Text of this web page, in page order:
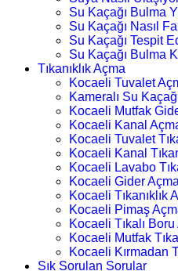
Su Kaçağı Bulma
Su Kaçağı Nasıl
Su Kaçağı Tespit
Su Kaçağı Bulma
Tıkanıklık Açma
Kocaeli Tuvalet
Kameralı Su
Kocaeli Mutfak
Kocaeli Kanal
Kocaeli Tuvalet
Kocaeli Kanal
Kocaeli Lavabo
Kocaeli Gider Açma
Kocaeli Tıkanıklık
Kocaeli Pimaş
Kocaeli Tıkalı
Kocaeli Mutfak
Kocaeli Kırmadan
Sık Sorulan Sorular